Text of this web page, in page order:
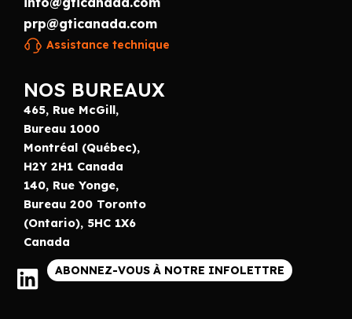
prp@gticanada.com
Assistance technique
NOS BUREAUX
465, Rue McGill,
Bureau 1000
Montréal (Québec),
H2Y 2H1 Canada
140, Rue Yonge,
Bureau 200 Toronto
(Ontario), 5HC 1X6
Canada
ABONNEZ-VOUS À NOTRE INFOLETTRE